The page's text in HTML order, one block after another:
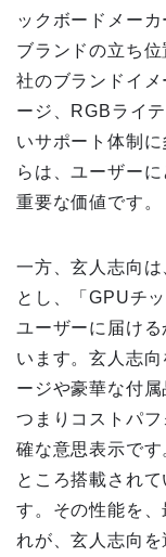
ックボードメー
ブランドの立ち
社のブランドイ
ージ、RGBライ
いサポート体制
らは、ユーザー
重要な価値です。
一方、玄人志向
とし、「GPUチ
ユーザーに届け
います。玄人志
ージや豪華な付属
つまりコストパ
確な意思表示で
ところ搭載され
す。その性能を
れが、玄人志向を